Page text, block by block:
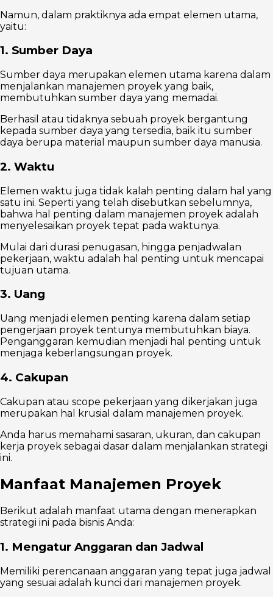
Namun, dalam praktiknya ada empat elemen utama,
yaitu:
1. Sumber Daya
Sumber daya merupakan elemen utama karena dalam
menjalankan manajemen proyek yang baik,
membutuhkan sumber daya yang memadai.
Berhasil atau tidaknya sebuah proyek bergantung
kepada sumber daya yang tersedia, baik itu sumber
daya berupa material maupun sumber daya manusia.
2. Waktu
Elemen waktu juga tidak kalah penting dalam hal yang
satu ini. Seperti yang telah disebutkan sebelumnya,
bahwa hal penting dalam manajemen proyek adalah
menyelesaikan proyek tepat pada waktunya.
Mulai dari durasi penugasan, hingga penjadwalan
pekerjaan, waktu adalah hal penting untuk mencapai
tujuan utama.
3. Uang
Uang menjadi elemen penting karena dalam setiap
pengerjaan proyek tentunya membutuhkan biaya.
Penganggaran kemudian menjadi hal penting untuk
menjaga keberlangsungan proyek.
4. Cakupan
Cakupan atau scope pekerjaan yang dikerjakan juga
merupakan hal krusial dalam manajemen proyek.
Anda harus memahami sasaran, ukuran, dan cakupan
kerja proyek sebagai dasar dalam menjalankan strategi
ini.
Manfaat Manajemen Proyek
Berikut adalah manfaat utama dengan menerapkan
strategi ini pada bisnis Anda:
1. Mengatur Anggaran dan Jadwal
Memiliki perencanaan anggaran yang tepat juga jadwal
yang sesuai adalah kunci dari manajemen proyek.